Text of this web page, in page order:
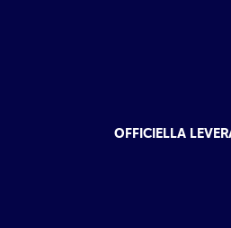
OFFICIELLA